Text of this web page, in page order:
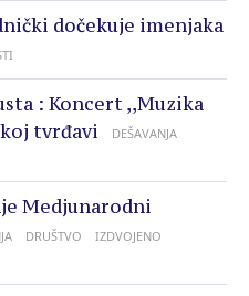
dočekuje imenjaka
: Koncert ,,Muzika
tvrđavi
DEŠAVANJA
Medjunarodni
DRUŠTVO
IZDVOJENO